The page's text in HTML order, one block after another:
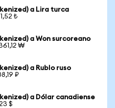
a Lira turca
₺
a Won surcoreano
₩
a Rublo ruso
₽
a Dólar canadiense
$